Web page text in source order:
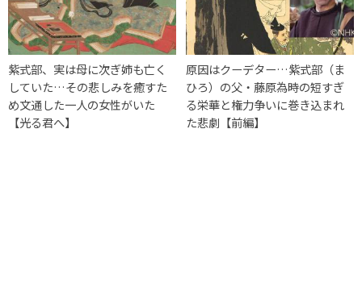
紫式部、実は母に次ぎ姉も亡く
していた…その悲しみを癒すた
め文通した一人の女性がいた
【光る君へ】
原因はクーデター…紫式部（ま
ひろ）の父・藤原為時の短すぎ
る栄華と権力争いに巻き込まれ
た悲劇【前編】